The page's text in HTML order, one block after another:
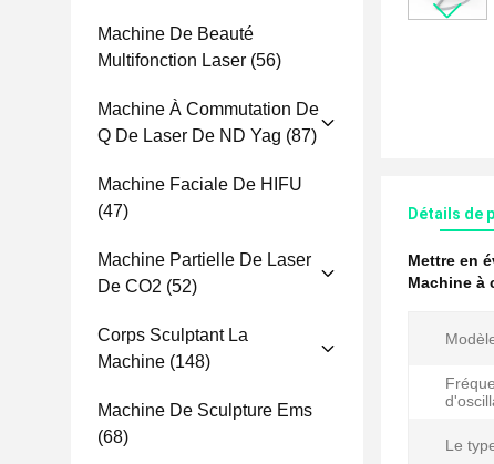
Machine De Beauté
Multifonction Laser (56)
Machine À Commutation De
Q De Laser De ND Yag (87)
Machine Faciale De HIFU
(47)
Machine Partielle De Laser
De CO2 (52)
Corps Sculptant La
Machine (148)
Machine De Sculpture Ems
(68)
Détails de
Mettre en
Machine à
Le